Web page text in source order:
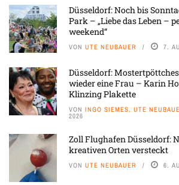
Düsseldorf: Noch bis
Park – „Liebe das Leben –
weekend“
VON UTE NEUBAUER 7.
Düsseldorf:
wieder eine Frau – Karin
Klinzing Plakette
VON INGO SIEMES, UTE
2026
Zoll Flughafen Düsseldorf:
kreativen Orten versteckt
VON UTE NEUBAUER 6.